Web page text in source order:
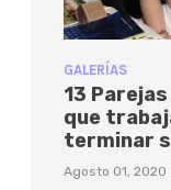
GALERÍAS
13
que
terminar
Agosto 01, 2020